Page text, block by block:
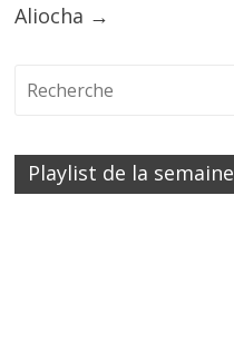
Aliocha →
Playlist de la semaine